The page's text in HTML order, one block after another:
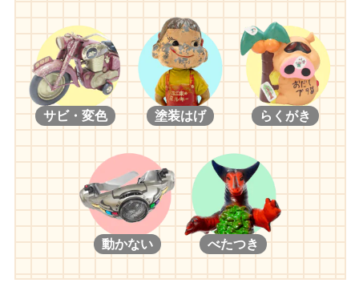
サビ・変色 塗装はげ らくがき
動かない べたつき